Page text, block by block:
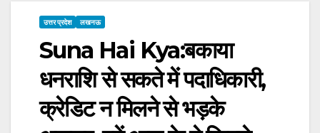
उत्तर प्रदेश लखनऊ
Suna Hai Kya:बकाया
धनराशि से सकते में पदाधिकारी,
क्रेडिट न मिलने से भड़के